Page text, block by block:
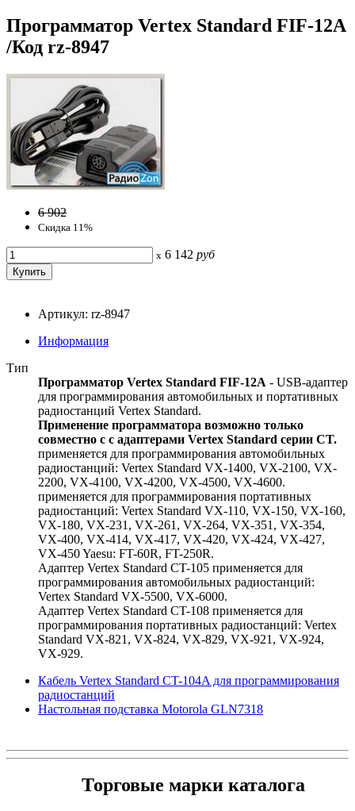
Программатор Vertex Standard FIF-12A
/Код rz-8947
6 902
Скидка 11%
x 6 142 руб
Артикул: rz-8947
Информация
Тип
Программатор Vertex Standard FIF-12A - USB-адаптер
для программирования автомобильных и портативных
радиостанций Vertex Standard.
Применение программатора возможно только
совместно с с адаптерами Vertex Standard серии CT.
применяется для программирования автомобильных
радиостанций: Vertex Standard VX-1400, VX-2100, VX-
2200, VX-4100, VX-4200, VX-4500, VX-4600.
применяется для программирования портативных
радиостанций: Vertex Standard VX-110, VX-150, VX-160,
VX-180, VX-231, VX-261, VX-264, VX-351, VX-354,
VX-400, VX-414, VX-417, VX-420, VX-424, VX-427,
VX-450 Yaesu: FT-60R, FT-250R.
Адаптер Vertex Standard CT-105 применяется для
программирования автомобильных радиостанций:
Vertex Standard VX-5500, VX-6000.
Адаптер Vertex Standard CT-108 применяется для
программирования портативных радиостанций: Vertex
Standard VX-821, VX-824, VX-829, VX-921, VX-924,
VX-929.
Кабель Vertex Standard CT-104A для программирования
радиостанций
Настольная подставка Motorola GLN7318
Торговые марки каталога